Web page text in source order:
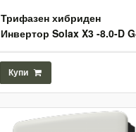
Трифазен хибриден
Инвертор Solax X3 -8.0-D
Купи